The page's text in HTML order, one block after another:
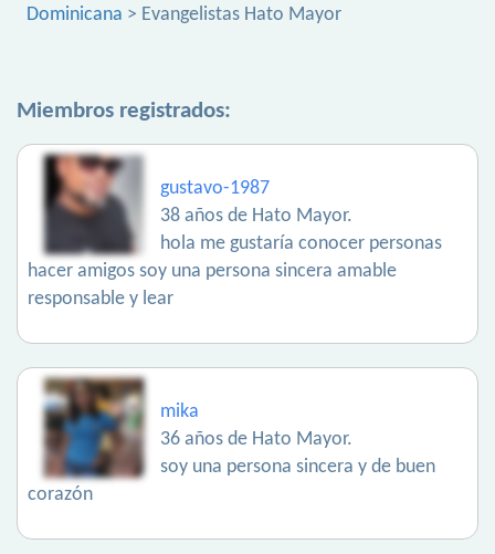
Dominicana > Evangelistas Hato Mayor
Miembros registrados:
gustavo-1987
38 años de Hato Mayor.
hola me gustaría conocer personas
hacer amigos soy una persona sincera amable
responsable y lear
mika
36 años de Hato Mayor.
soy una persona sincera y de buen
corazón